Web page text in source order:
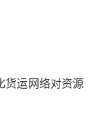
货运网络对资源